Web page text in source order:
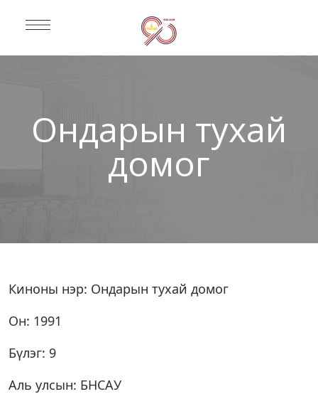
Ондарын тухай
домог
Киноны нэр: Ондарын тухай домог
Он: 1991
Бүлэг: 9
Аль улсын: БНСАУ